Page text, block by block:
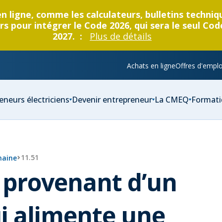
comme les calculateurs, bulletins
pour intégrer le Code 2026, qui sera le seul
2027. :
Plus de détails
Achats en ligneOffres
électriciens Devenir entrepreneur La CMEQ
11.51
d’un
alimente une